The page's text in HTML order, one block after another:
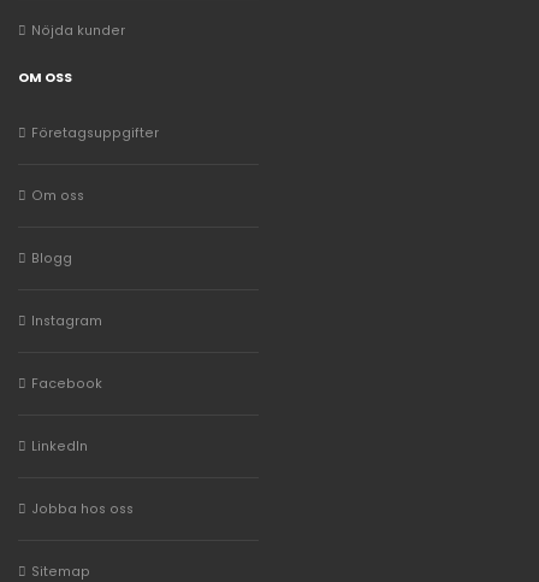
Nöjda kunder
OM OSS
Företagsuppgifter
Om oss
Blogg
Instagram
Facebook
LinkedIn
Jobba hos oss
Sitemap